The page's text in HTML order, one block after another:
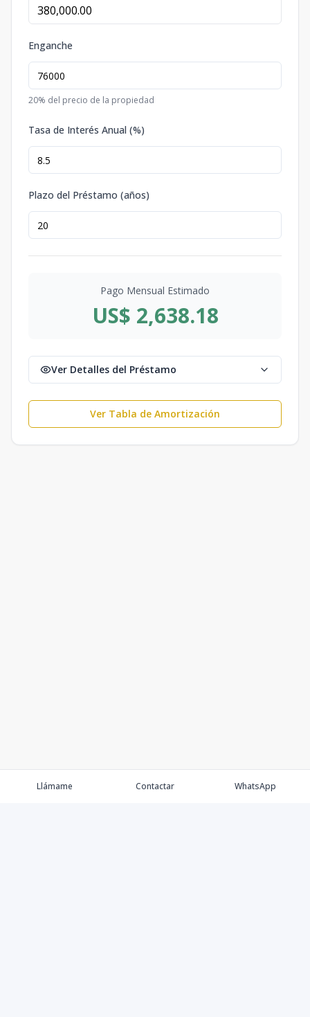
Enganche
20% del precio de la propiedad
Tasa de Interés Anual (%)
Plazo del Préstamo (años)
Pago Mensual Estimado
US$ 2,638.18
Ver Detalles del Préstamo
Ver Tabla de Amortización
Llámame Contactar WhatsApp